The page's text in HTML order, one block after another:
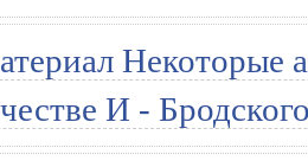
Некоторые
И -